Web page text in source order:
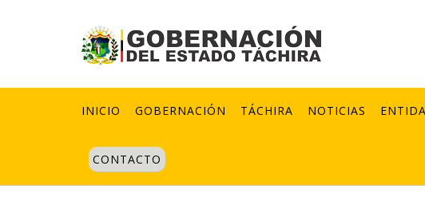
INICIO GOBERNACIÓN TÁCHIRA NOTICIAS
CONTACTO